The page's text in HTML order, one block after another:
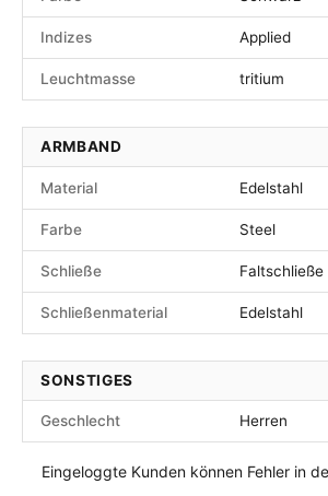
Indizes Applied
Leuchtmasse tritium
ARMBAND
Material Edelstahl
Farbe Steel
Schließe Faltschließe
Schließenmaterial Edelstahl
SONSTIGES
Geschlecht Herren
Eingeloggte Kunden können Fehler in